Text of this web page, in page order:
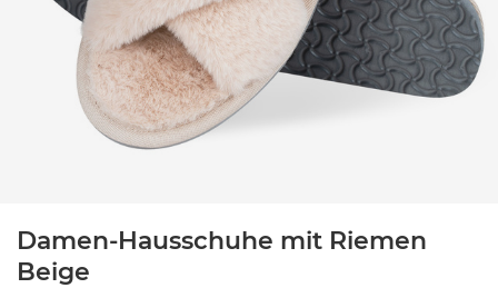
Damen-Hausschuhe mit Riemen
Beige